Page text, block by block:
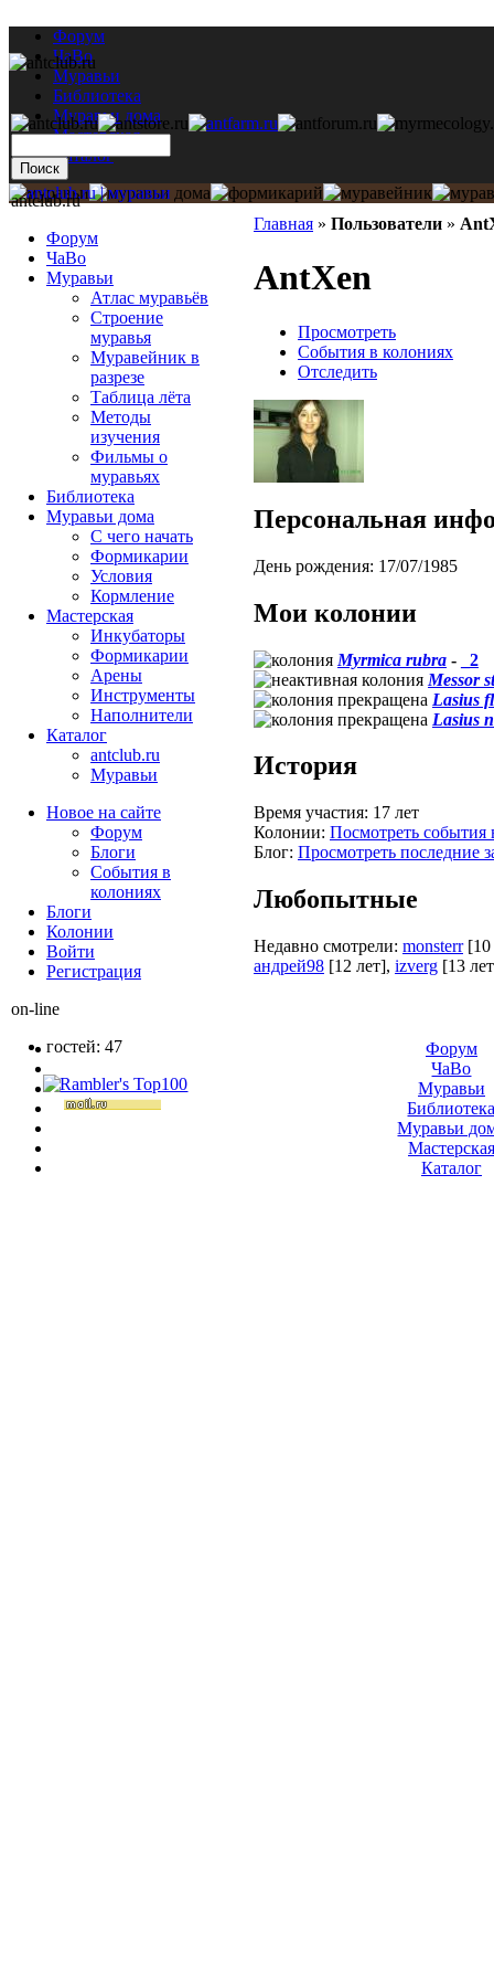
Форум
ЧаВо
Муравьи
Библиотека
Муравьи дома
Мастерская
Каталог
Главная » Пользователи »
AntXen
Просмотреть
События в колониях
Отследить
Персональная
День рождения: 17/07/1985
Мои колонии
Myrmica rubra -
_2
Messor
Lasius
Lasius
История
Время участия: 17 лет
Колонии: Посмотреть события
Блог: Просмотреть последние
Любопытные
Недавно смотрели: monsterr [10
андрей98 [12 лет], izverg [13
antclub.ru
Форум
ЧаВо
Муравьи
Атлас муравьёв
Строение
муравья
Муравейник в
разрезе
Таблица лёта
Методы
изучения
Фильмы о
муравьях
Библиотека
Муравьи дома
С чего начать
Формикарии
Условия
Кормление
Мастерская
Инкубаторы
Формикарии
Арены
Инструменты
Наполнители
Каталог
antclub.ru
Муравьи
Новое на сайте
Форум
Блоги
События в
колониях
Блоги
Колонии
Войти
Peгиcтpaция
on-line
гостей: 47
Форум
ЧаВо
Муравьи
Муравьи
Мастерская
Каталог